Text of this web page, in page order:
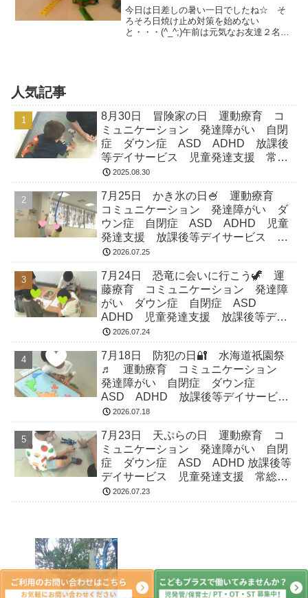
今日は日差しの暑い一日でしたね☆ そ
ろそろ日焼け止め対策を始めない
と・・・(^_^;)午前は元気なお友達２名が
人気記事
8月30日 冒険家の日 運動療育 コ
ミュニケーション 発達障がい 自閉
症 ダウン症 ASD ADHD 放課後
等デイサービス 児童発達支援 常総
市 つくばみらい市 坂東市 守谷市
2025.08.30
7月25日 かき氷の日🍧 運動療育
コミュニケーション 発達障がい ダ
ウン症 自閉症 ASD ADHD 児童
発達支援 放課後等デイサービス 常
総市 つくばみらい市 坂東市 守谷
2026.07.25
7月24日 恐竜に会いに行こう🦖 運
藤療育 コミュニケーション 発達障
がい ダウン症 自閉症 ASD
ADHD 児童発達支援 放課後等デイ
サービス 常総市 つくばみらい市
2026.07.24
7月18日 防犯の日🔐 水海道祇園祭
♬ 運動療育 コミュニケーション
発達障がい 自閉症 ダウン症
ASD ADHD 放課後等デイサービ
ス 児童発達支援 常総市 つくばみ
2026.07.18
7月23日 天ぷらの日 運動療育 コ
ミュニケーション 発達障がい 自閉
症 ダウン症 ASD ADHD 放課後等
デイサービス 児童発達支援 常総
市 つくばみらい市 坂東市 守谷市
2026.07.23